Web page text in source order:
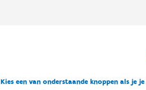
Kies een van onderstaande knoppen als je